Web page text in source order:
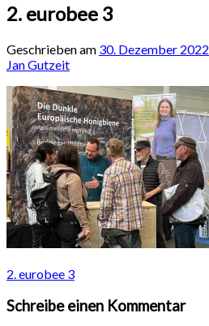
2. eurobee 3
Geschrieben am 30. Dezember 2022
Jan Gutzeit
Beitragsnavigation
2. eurobee 3
Schreibe einen Kommentar